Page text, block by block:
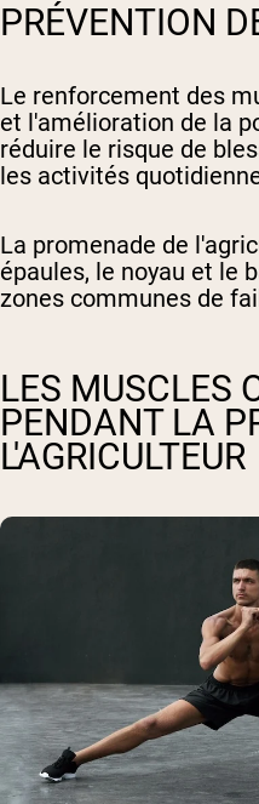
PRÉVENTION
Le renforcement des
et l'amélioration de la
réduire le risque de
les activités
La promenade de
épaules, le noyau et le
zones communes de
LES MUSCLES
PENDANT LA
L'AGRICULTEUR